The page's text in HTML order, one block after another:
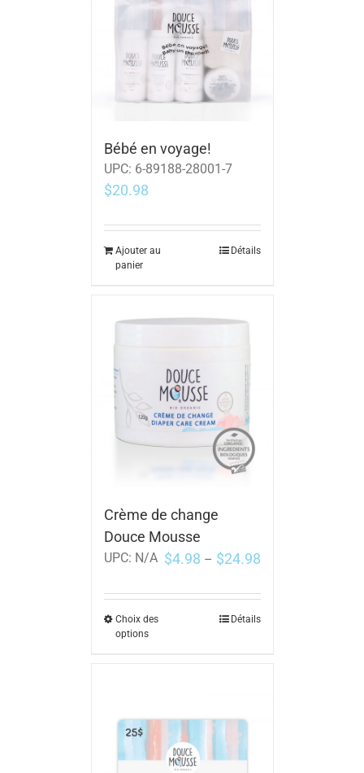
Bébé en voyage!
UPC: 6-89188-28001-7
$20.98
Ajouter au
panier
Détails
Crème de change
Douce Mousse
UPC: N/A $4.98 – $24.98
Choix des
options
Détails